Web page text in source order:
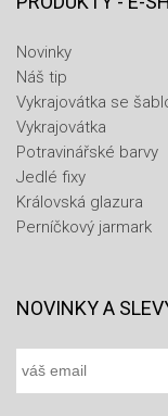
Novinky
Náš tip
Vykrajovátka se
Vykrajovátka
Potravinářské barvy
Jedlé fixy
Královská glazura
Perníčkový jarmark
NOVINKY A